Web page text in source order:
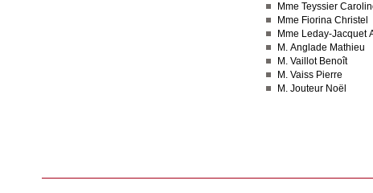
Mme Teyssier
Mme Fiorina Christel
Mme Leday-Jacquet
M. Anglade Mathieu
M. Vaillot Benoît
M. Vaiss Pierre
M. Jouteur Noël